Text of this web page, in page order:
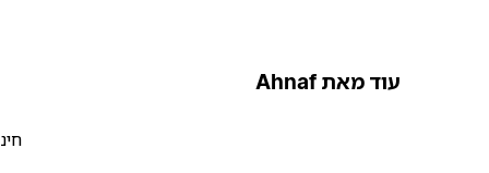
עוד מאת Ahnaf